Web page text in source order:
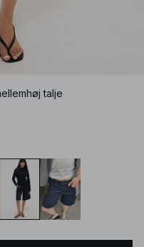
talje